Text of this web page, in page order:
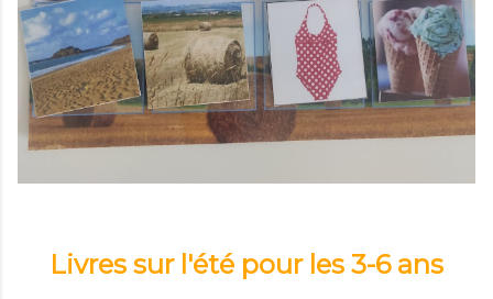
Livres sur l'été pour les 3-6 ans